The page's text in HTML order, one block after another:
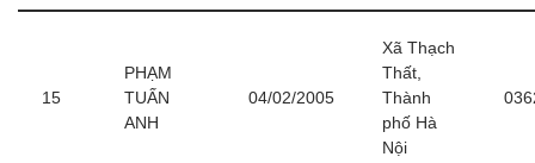
15
PHẠM
TUẤN
ANH
04/02/2005
Xã Thạch
Thất,
Thành
phố Hà
Nội